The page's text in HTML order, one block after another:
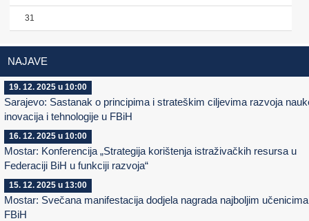
31
NAJAVE
19. 12. 2025 u 10:00
Sarajevo: Sastanak o principima i strateškim ciljevima razvoja
inovacija i tehnologije u FBiH
16. 12. 2025 u 10:00
Mostar: Konferencija „Strategija korištenja istraživačkih resursa u
Federaciji BiH u funkciji razvoja“
15. 12. 2025 u 13:00
Mostar: Svečana manifestacija dodjela nagrada najboljim
FBiH